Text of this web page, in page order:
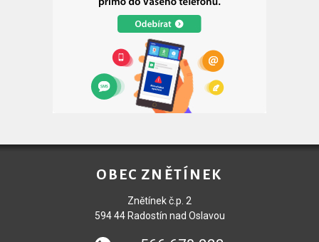
OBEC ZNĚTÍNEK
Znětínek č.p. 2
594 44 Radostín nad Oslavou